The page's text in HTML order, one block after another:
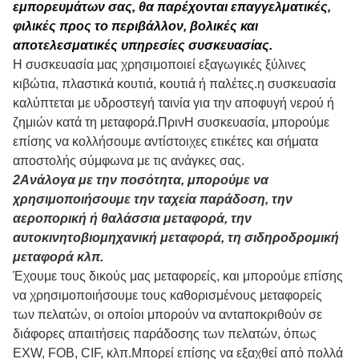
εμπορευμάτων σας, θα παρέχονται επαγγελματικές,
φιλικές προς το περιβάλλον, βολικές και
αποτελεσματικές υπηρεσίες συσκευασίας.
Η συσκευασία μας χρησιμοποιεί εξαγωγικές ξύλινες
κιβώτια, πλαστικά κουτιά, κουτιά ή παλέτες.η συσκευασία
καλύπτεται με υδροστεγή ταινία για την αποφυγή νερού ή
ζημιών κατά τη μεταφορά.ΠρινΗ συσκευασία, μπορούμε
επίσης να κολλήσουμε αντίστοιχες ετικέτες και σήματα
αποστολής σύμφωνα με τις ανάγκες σας.
2Ανάλογα με την ποσότητα, μπορούμε να
χρησιμοποιήσουμε την ταχεία παράδοση, την
αεροπορική ή θαλάσσια μεταφορά, την
αυτοκινητοβιομηχανική μεταφορά, τη σιδηροδρομική
μεταφορά κλπ.
Έχουμε τους δικούς μας μεταφορείς, και μπορούμε επίσης
να χρησιμοποιήσουμε τους καθορισμένους μεταφορείς
των πελατών, οι οποίοι μπορούν να ανταποκριθούν σε
διάφορες απαιτήσεις παράδοσης των πελατών, όπως
EXW, FOB, CIF, κλπ.Μπορεί επίσης να εξαχθεί από πολλά